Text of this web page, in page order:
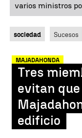
varios ministros
sociedad Sucesos
MAJADAHONDA
Tres
evitan
edificio